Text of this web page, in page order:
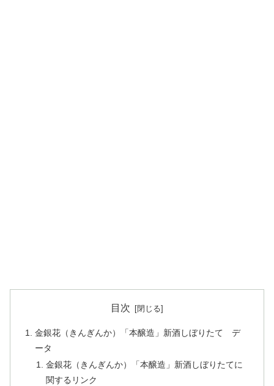
目次
金銀花（きんぎんか）「本醸造」新酒しぼりたて デ
ータ
金銀花（きんぎんか）「本醸造」新酒しぼりたてに
関するリンク